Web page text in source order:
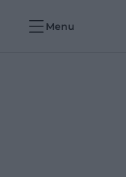
Menu